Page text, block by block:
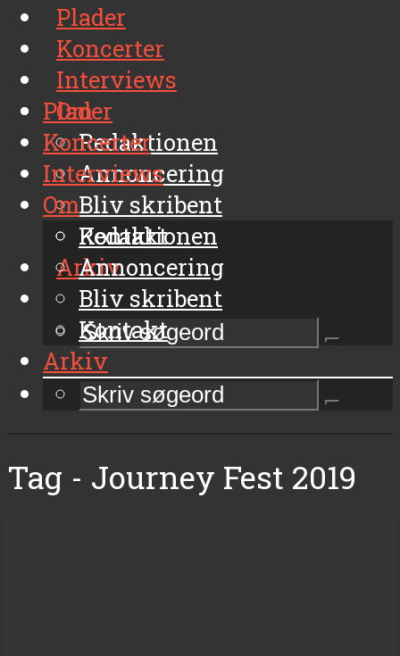
Plader
Koncerter
Interviews
Om
Redaktionen
Annoncering
Bliv skribent
Kontakt
Arkiv
Plader
Koncerter
Interviews
Om
Redaktionen
Annoncering
Bliv skribent
Kontakt
Arkiv
Tag - Journey Fest 2019